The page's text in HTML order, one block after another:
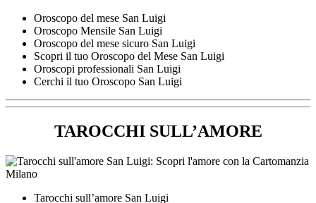
Oroscopo del mese San Luigi
Oroscopo Mensile San Luigi
Oroscopo del mese sicuro San Luigi
Scopri il tuo Oroscopo del Mese San Luigi
Oroscopi professionali San Luigi
Cerchi il tuo Oroscopo San Luigi
TAROCCHI SULL’AMORE
Tarocchi sull’amore San Luigi